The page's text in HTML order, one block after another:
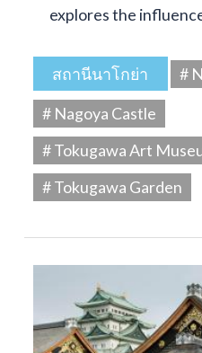
explores the
สถานีนาโกย่า
#
# Nagoya Castle
# Tokugawa Art
# Tokugawa Garden